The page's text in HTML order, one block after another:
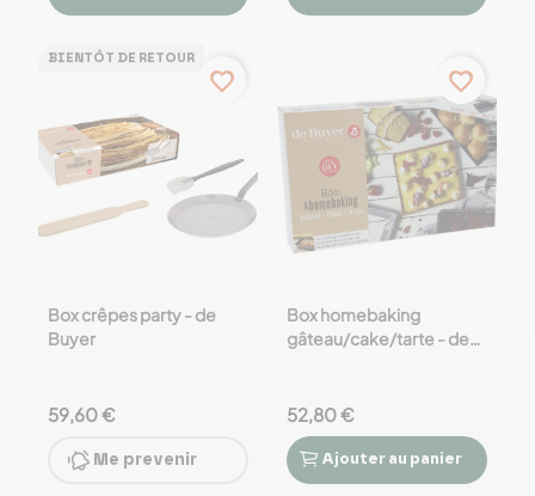
   
BIENTÔT DE RETOUR
favorite_border
Box crêpes party - de
Buyer
59,60 €
Me prevenir
favorite_border
Box homebaking
gâteau/cake/tarte - de
52,80 €
 
Ajouter au panier